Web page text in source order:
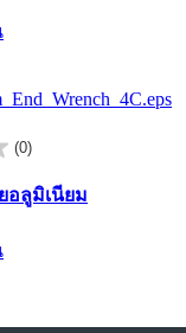
(0)
อลูมิเนียม